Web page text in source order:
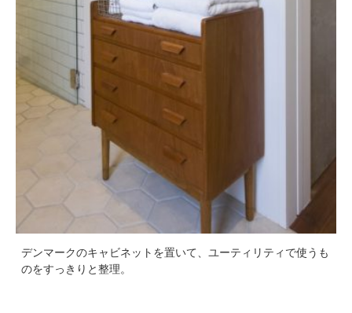
デンマークのキャビネットを置いて、ユーティリティで使うも
のをすっきりと整理。